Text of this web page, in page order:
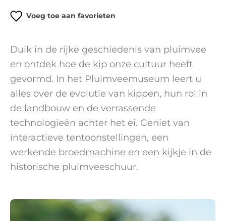
Voeg toe aan favorieten
Duik in de rijke geschiedenis van pluimvee
en ontdek hoe de kip onze cultuur heeft
gevormd. In het Pluimveemuseum leert u
alles over de evolutie van kippen, hun rol in
de landbouw en de verrassende
technologieën achter het ei. Geniet van
interactieve tentoonstellingen, een
werkende broedmachine en een kijkje in de
historische pluimveeschuur.